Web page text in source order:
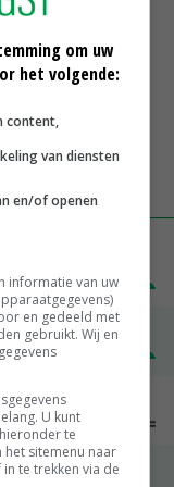
€ 15,00~ € 23,00
€ 15,00
€ 26,00~
om uw
het volgende:
content,
van diensten
en/of openen
informatie van uw
en gedeeld met
gebruikt. Wij en
U kunt
te
sitemenu naar
te trekken via de